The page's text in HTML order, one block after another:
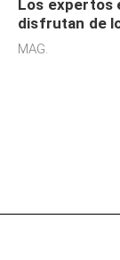
Los expertos
disfrutan de
sensibilidad a
MAG.